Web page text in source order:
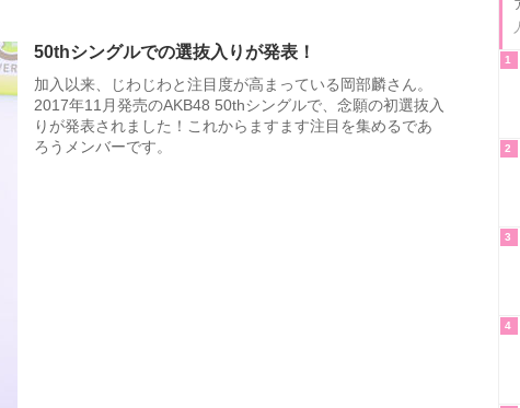
50thシングルでの選抜入りが発表！
加入以来、じわじわと注目度が高まっている岡部麟さん。
2017年11月発売のAKB48 50thシングルで、念願の初選抜入
りが発表されました！これからますます注目を集めるであ
ろうメンバーです。
1